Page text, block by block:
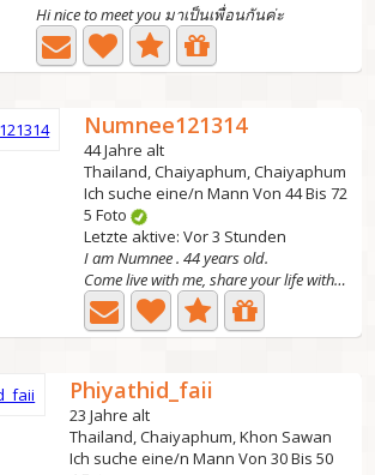
Hi nice to meet you มาเป็นเพื่อนกันค่ะ
Numnee121314
44 Jahre alt
Thailand, Chaiyaphum, Chaiyaphum
Ich suche eine/n Mann Von 44 Bis 72
5 Foto
Letzte aktive: Vor 3 Stunden
I am Numnee . 44 years old.
Come live with me, share your life with me, and enjoy...
Phiyathid_faii
23 Jahre alt
Thailand, Chaiyaphum, Khon Sawan
Ich suche eine/n Mann Von 30 Bis 50